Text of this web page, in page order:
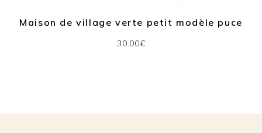
Maison de village verte petit modèle puce
30.00€